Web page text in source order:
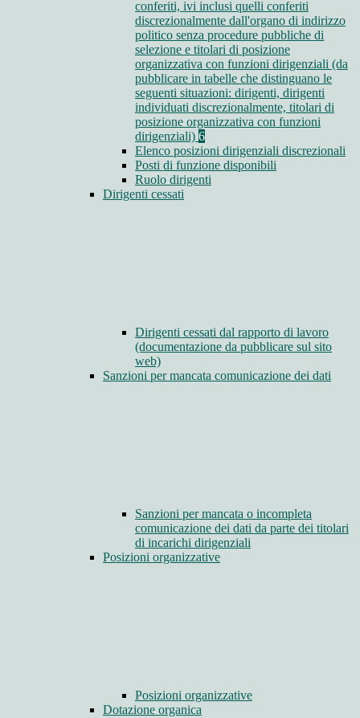
conferiti, ivi inclusi quelli conferiti
discrezionalmente dall'organo di indirizzo
politico senza procedure pubbliche di
selezione e titolari di posizione
organizzativa con funzioni dirigenziali (da
pubblicare in tabelle che distinguano le
seguenti situazioni: dirigenti, dirigenti
individuati discrezionalmente, titolari di
posizione organizzativa con funzioni
dirigenziali) 6
Elenco posizioni dirigenziali discrezionali
Posti di funzione disponibili
Ruolo dirigenti
Dirigenti cessati
Dirigenti cessati dal rapporto di lavoro
(documentazione da pubblicare sul sito
web)
Sanzioni per mancata comunicazione dei dati
Sanzioni per mancata o incompleta
comunicazione dei dati da parte dei titolari
di incarichi dirigenziali
Posizioni organizzative
Posizioni organizzative
Dotazione organica